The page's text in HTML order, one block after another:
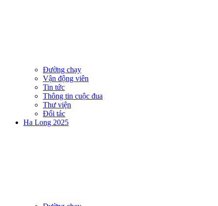
Đường chạy
Vận động viên
Tin tức
Thông tin cuộc đua
Thư viện
Đối tác
Ha Long 2025